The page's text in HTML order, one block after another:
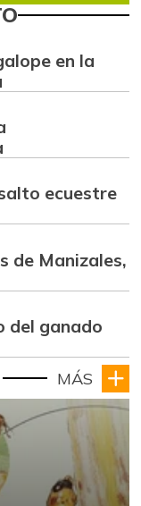
en la
ecuestre
de Manizales,
del ganado
MÁS